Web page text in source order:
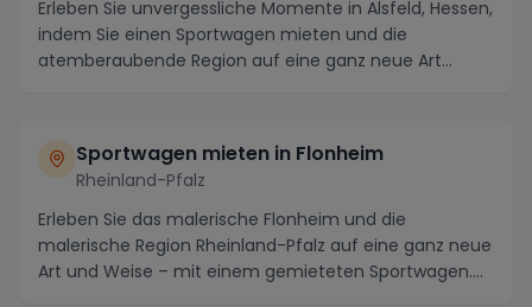
Erleben Sie unvergessliche Momente in Alsfeld, Hessen,
indem Sie einen Sportwagen mieten und die
atemberaubende Region auf eine ganz neue Art
Sportwagen mieten in Flonheim
Rheinland-Pfalz
Erleben Sie das malerische Flonheim und die
malerische Region Rheinland-Pfalz auf eine ganz neue
Art und Weise – mit einem gemieteten Sportwagen.